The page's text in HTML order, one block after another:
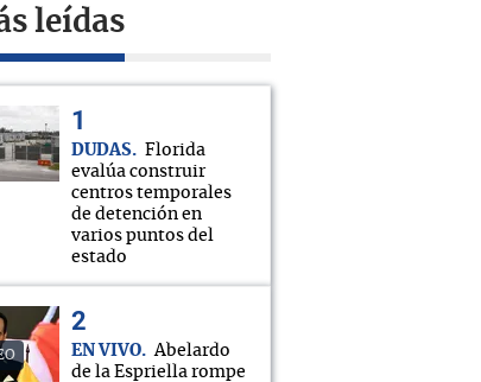
leídas
DUDAS
Florida
evalúa construir
centros temporales
de detención en
varios puntos del
estado
EN VIVO
Abelardo
de la Espriella rompe